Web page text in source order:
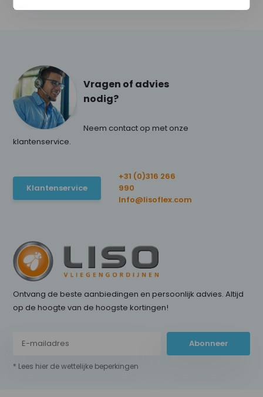
Delen
Vragen of advies
nodig?
Neem contact op met onze
klantenservice.
Klantenservice
+31 (0)316 266
990
Info@lisoflex.com
Ontvang de beste aanbiedingen en persoonlijk advies. Altijd
op de hoogte van de hoogste kortingen!
Abonneer
* Lees hier de wettelijke beperkingen